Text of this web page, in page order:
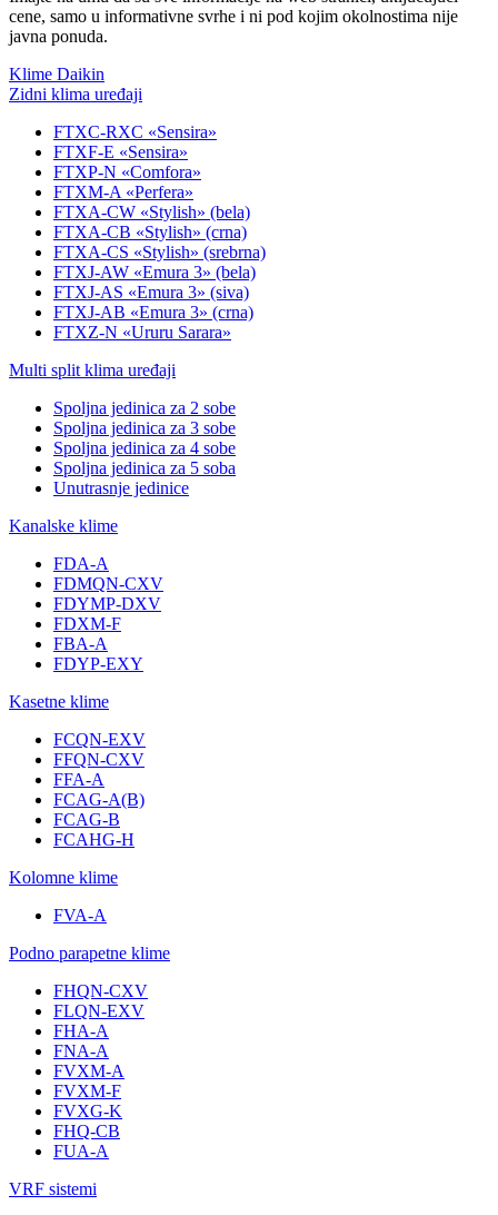
cene, samo u informativne svrhe i ni pod kojim okolnostima nije
javna ponuda.
Klime Daikin
Zidni klima uređaji
FTXC-RXC «Sensira»
FTXF-E «Sensira»
FTXP-N «Comfora»
FTXM-A «Perfera»
FTXA-CW «Stylish» (bela)
FTXA-CB «Stylish» (crna)
FTXA-CS «Stylish» (srebrna)
FTXJ-AW «Emura 3» (bela)
FTXJ-AS «Emura 3» (siva)
FTXJ-AB «Emura 3» (crna)
FTXZ-N «Ururu Sarara»
Multi split klima uređaji
Spoljna jedinica za 2 sobe
Spoljna jedinica za 3 sobe
Spoljna jedinica za 4 sobe
Spoljna jedinica za 5 soba
Unutrasnje jedinice
Kanalske klime
FDA-A
FDMQN-CXV
FDYMP-DXV
FDXM-F
FBA-A
FDYP-EXY
Kasetne klime
FCQN-EXV
FFQN-CXV
FFA-A
FCAG-A(B)
FCAG-B
FCAHG-H
Kolomne klime
FVA-A
Podno parapetne klime
FHQN-CXV
FLQN-EXV
FHA-A
FNA-A
FVXM-A
FVXM-F
FVXG-K
FHQ-CB
FUA-A
VRF sistemi